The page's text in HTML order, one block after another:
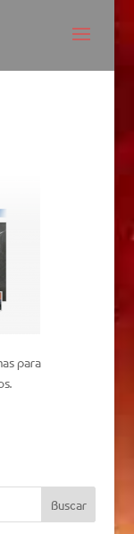
para